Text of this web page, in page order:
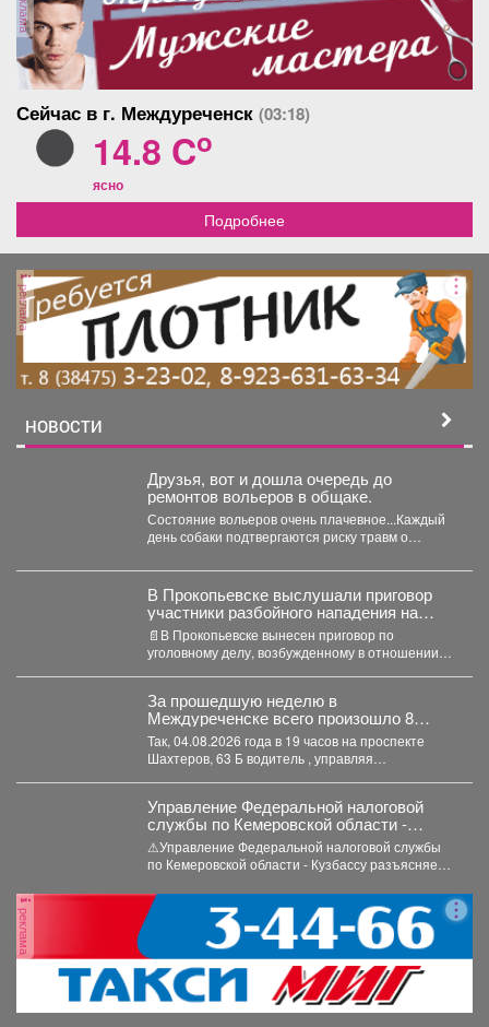
Сейчас в г. Междуреченск (03:18)
14.8 Co
ясно
Подробнее
реклама
НОВОСТИ
Друзья, вот и дошла очередь до
ремонтов вольеров в общаке.
Состояние вольеров очень плачевное...Каждый
день собаки подтвергаются риску травм о
В Прокопьевске выслушали приговор
участники разбойного нападения на
женщину
📄В Прокопьевске вынесен приговор по
уголовному делу, возбужденному в отношении
За прошедшую неделю в
Междуреченске всего произошло 8
дорожно-транспортных происшествий, 3
- с пострадавшими.
Так, 04.08.2026 года в 19 часов на проспекте
Шахтеров, 63 Б водитель , управляя
Управление Федеральной налоговой
службы по Кемеровской области -
Кузбассу разъясняет порядок
налогообложения доходов по вкладам в
банках.
⚠Управление Федеральной налоговой службы
по Кемеровской области - Кузбассу разъясняет
реклама